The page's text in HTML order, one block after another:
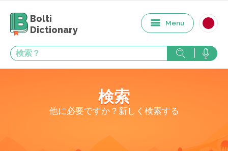
Bolti
Dictionary
Menu
検索
他に必要ですか？新しく検索する